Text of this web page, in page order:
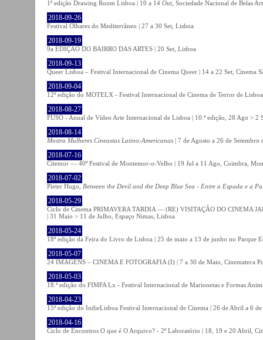
1ª edição Drawing Room Lisboa | 10 a 14 Out, Sociedade Nacional de Belas
2018-09-26
Festival Olhares do Mediterrâneo | 27 a 30 Set, Lisboa
2018-09-19
9a EDIÇÃO DO BAIRRO DAS ARTES | 20 Set, Lisboa
2018-09-13
Queer Lisboa – Festival Internacional de Cinema Queer | 14 a 22 Set, Cinema
2018-09-04
12ª edição do MOTELX - Festival Internacional de Cinema de Terror de
2018-08-27
FUSO - Anual de Vídeo Arte Internacional de Lisboa | 10.ª edição, 28 Ago > 2
2018-08-14
Mostra Mulheres Cineastas Latino-Americanas | 7 de Agosto a 26 de Setembro
2018-07-16
Citemor — 40º Festival de Montemor-o-Velho | 19 Jul a 11 Ago, Coimbra,
2018-07-02
Pieter Hugo, Between the Devil and the Deep Blue Sea - Entre a Espada e a
2018-05-29
Ciclo de Cinema PRIMAVERA TARDIA — (RE) VISITAÇÃO DO CINEMA
| 31 Maio > 11 de Julho, Espaço Nimas, Lisboa
2018-05-24
18ª edição da Feira do Livro de Lisboa | 25 de maio a 13 de junho no Parque
2018-05-07
24 IMAGENS – CINEMA E FOTOGRAFIA (I) | 7 a 30 de Maio, Cinemateca
2018-05-03
18.ª edição do FIMFA Lx - Festival Internacional de Marionetas e Formas
2018-04-23
15ª edição do IndieLisboa Festival Internacional de Cinema | 26 de Abril a 6
2018-04-16
Ciclo de Encontros O que é O Arquivo? - 2º Laboratório | 18, 19 e 20 Abril,